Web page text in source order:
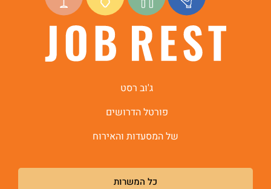
ג'וב רסט
פורטל הדרושים
של המסעדות והאירוח
כל המשרות